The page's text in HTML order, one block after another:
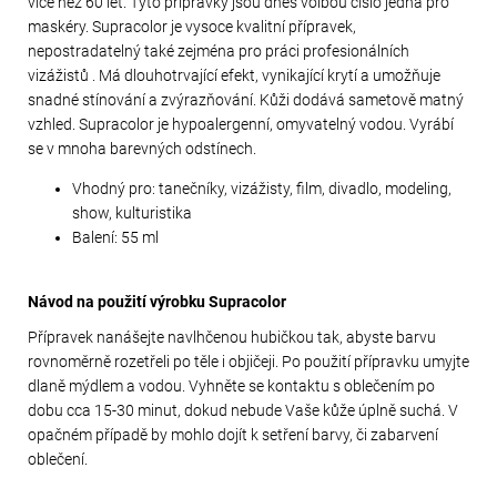
maskéry. Supracolor je vysoce kvalitní přípravek,
nepostradatelný také zejména pro práci profesionálních
vizážistů . Má dlouhotrvající efekt, vynikající krytí a umožňuje
snadné stínování a zvýrazňování. Kůži dodává sametově matný
vzhled. Supracolor je hypoalergenní, omyvatelný vodou. Vyrábí
se v mnoha barevných odstínech.
Vhodný pro: tanečníky, vizážisty, film, divadlo, modeling,
show, kulturistika
Balení: 55 ml
Návod na použití výrobku Supracolor
Přípravek nanášejte navlhčenou hubičkou tak, abyste barvu
rovnoměrně rozetřeli po těle i objičeji. Po použití přípravku umyjte
dlaně mýdlem a vodou. Vyhněte se kontaktu s oblečením po
dobu cca 15-30 minut, dokud nebude Vaše kůže úplně suchá. V
opačném případě by mohlo dojít k setření barvy, či zabarvení
oblečení.
CRYSTAL
69
Kč